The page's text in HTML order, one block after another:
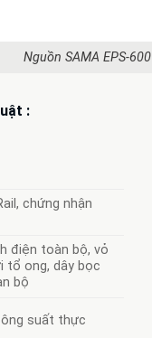
Nguồn SAMA EPS-600
:
chứng nhận
điện toàn bộ, vỏ
tổ ong, dây bọc
bộ
suất thực